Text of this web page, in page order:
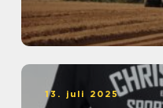
13. juli 2025